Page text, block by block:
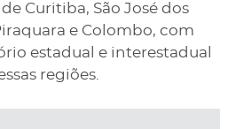
Curitiba, São José dos
e Colombo, com
estadual e interestadual
regiões.